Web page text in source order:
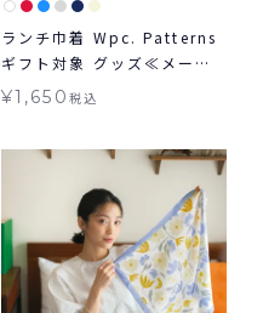
ランチ巾着 Wpc. Patterns
ギフト対象 グッズ≪メール
便対象≫
¥1,650 税込